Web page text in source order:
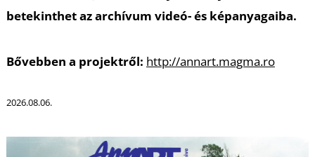
betekinthet az archívum videó- és képanyagaiba.
Bővebben a projektről: http://annart.magma.ro
2026.08.06.